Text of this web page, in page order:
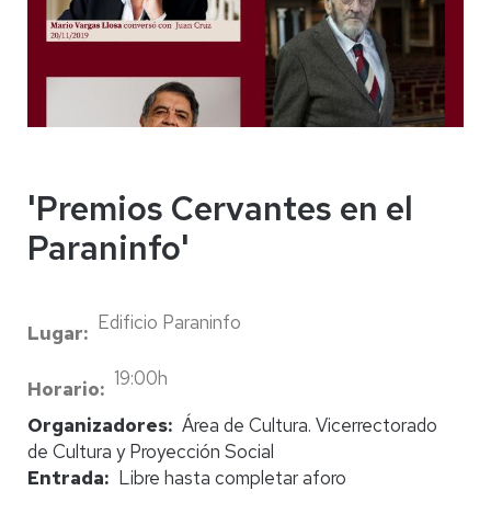
'Premios Cervantes en el
Paraninfo'
Lugar Edificio Paraninfo
Horario
19:00h
Organizadores Área de Cultura. Vicerrectorado
de Cultura y Proyección Social
Entrada
Libre hasta completar aforo